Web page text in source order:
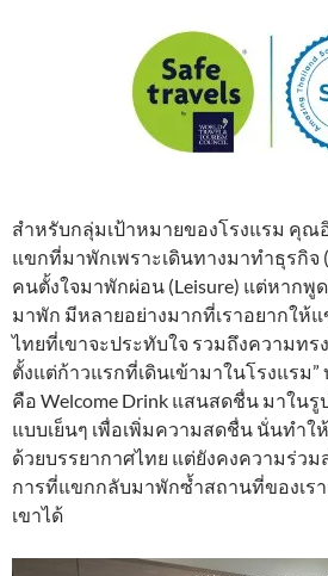
สำหรับกลุ่มเป้าหมายของโรงแรม คุณ
แขกที่มาพักเพราะเดินทางมาทำธุรกิจ
คนตั้งใจมาพักผ่อน (Leisure) แต่หากพู
มาพัก มีหลายอย่างมากที่เราอยากให้
ไทยที่เขาจะประทับใจ รวมถึงความทร
ตั้งแต่ก้าวแรกที่เดินเข้ามาในโรงแรม”
คือ Welcome Drink แสนสดชื่น มาใน
แบบเย็นๆ เพื่อเพิ่มความสดชื่น นั่นทำใ
ด้วยบรรยากาศไทย แต่ยังคงความร่ว
การที่แขกกลับมาพักซ้ำสถานที่ของเร
เขาได้